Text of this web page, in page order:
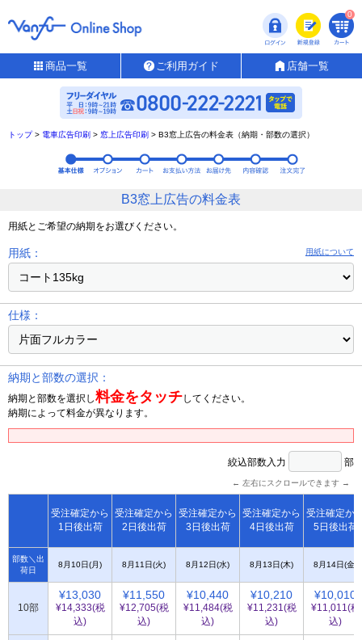
0
商品一覧 ご利用ガイド 店舗一覧
トップ > 電車広告印刷 > 窓上広告印刷 > B3窓上広告の料金表（納期・部数の選択）
B3窓上広告の料金表
用紙とご希望の納期をお選びください。
用紙： 用紙について
仕様：
納期と部数の選択：
納期と部数を選択し料金をタッチしてください。
納期によって料金が異なります。
絞込部数入力 部
← 左右にスクロールできます →
受注確定から
1日後出荷
受注確定から
2日後出荷
受注確定から
3日後出荷
受注確定から
4日後出荷
受注確定か
5日後出荷
部数＼出
荷日
8月10日(月) 8月11日(火) 8月12日(水) 8月13日(木) 8月14日(金)
10部
¥13,030
¥14,333(税
込)
¥11,550
¥12,705(税
込)
¥10,440
¥11,484(税
込)
¥10,210
¥11,231(税
込)
¥10,010
¥11,011(税
込)